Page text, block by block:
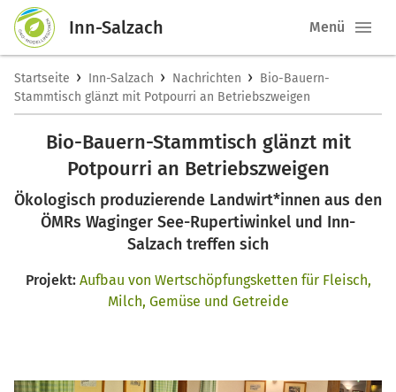
Inn-Salzach Menü
Startseite › Inn-Salzach › Nachrichten › Bio-Bauern-
Stammtisch glänzt mit Potpourri an Betriebszweigen
Bio-Bauern-Stammtisch glänzt mit
Potpourri an Betriebszweigen
Ökologisch produzierende Landwirt*innen aus den
ÖMRs Waginger See-Rupertiwinkel und Inn-
Salzach treffen sich
Projekt: Aufbau von Wertschöpfungsketten für Fleisch,
Milch, Gemüse und Getreide